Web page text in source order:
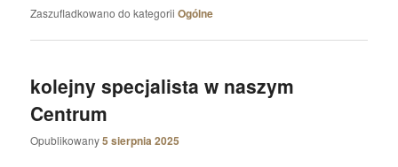
Zaszufladkowano do kategorii Ogólne
kolejny specjalista w naszym
Centrum
Opublikowany5 sierpnia 2025